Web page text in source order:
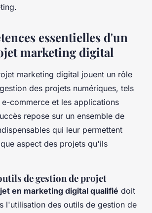
essentielles d'un
marketing digital
marketing digital jouent un rôle
des projets numériques, tels
commerce et les applications
repose sur un ensemble de
qui leur permettent
aspect des projets qu'ils
de gestion de projet
en marketing digital qualifié doit
l'utilisation des outils de gestion de